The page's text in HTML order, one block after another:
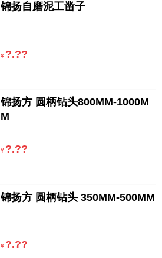
锦扬自磨泥工凿子
¥ ?.??
锦扬方 圆柄钻头800MM-1000M
M
¥ ?.??
锦扬方 圆柄钻头 350MM-500MM
¥ ?.??